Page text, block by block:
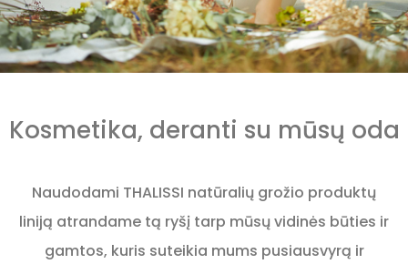
Kosmetika, deranti su mūsų oda
Naudodami THALISSI natūralių grožio produktų
liniją atrandame tą ryšį tarp mūsų vidinės būties ir
gamtos, kuris suteikia mums pusiausvyrą ir